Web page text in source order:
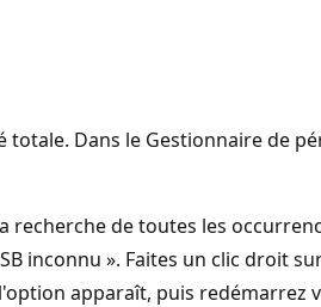
Dans le Gestionnaire de
recherche de toutes les
inconnu ». Faites un clic droit
apparaît, puis redémarrez